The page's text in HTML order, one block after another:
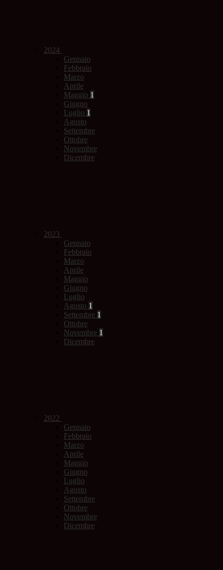
2024
Gennaio
Febbraio
Marzo
Aprile
Maggio 1
Giugno
Luglio 1
Agosto
Settembre
Ottobre
Novembre
Dicembre
2023
Gennaio
Febbraio
Marzo
Aprile
Maggio
Giugno
Luglio
Agosto 1
Settembre 1
Ottobre
Novembre 1
Dicembre
2022
Gennaio
Febbraio
Marzo
Aprile
Maggio
Giugno
Luglio
Agosto
Settembre
Ottobre
Novembre
Dicembre